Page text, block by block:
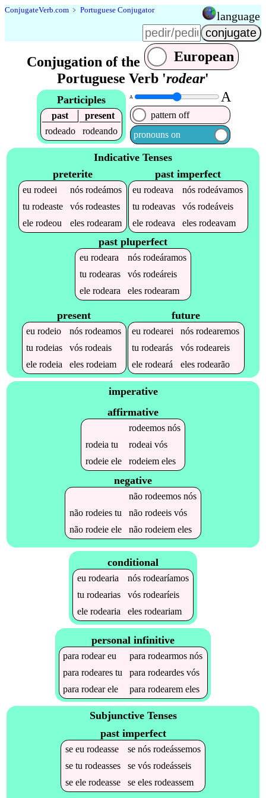
ConjugateVerb.com ﹥ Portuguese Conjugator language
Conjugation of the
European
Portuguese Verb 'rodear'
Participles
past
present
rodeado
rodeando
A A
pattern off
pronouns on
Indicative Tenses
preterite
eurodeei nósrodeámos
turodeaste vósrodeastes
elerodeou elesrodearam
past imperfect
eurodeava nósrodeávamos
turodeavas vósrodeáveis
elerodeava elesrodeavam
past pluperfect
eu rodeara nós rodeáramos
tu rodearas vós rodeáreis
ele rodeara eles rodearam
present
eurodeio nósrodeamos
turodeias vósrodeais
elerodeia elesrodeiam
future
eurodearei nósrodearemos
turodearás vósrodeareis
elerodeará elesrodearão
imperative
affirmative
rodeemosnós
rodeia tu rodeai vós
rodeieele rodeiemeles
negative
não rodeemosnós
não rodeiestu não rodeeisvós
não rodeieele não rodeiemeles
conditional
eu rodearia nós rodearíamos
tu rodearias vós rodearíeis
ele rodearia eles rodeariam
personal infinitive
pararodeareu pararodearmos nós
pararodeares tu pararodeardes vós
pararodearele pararodearem eles
Subjunctive Tenses
past imperfect
se eu rodeasse se nós rodeássemos
se tu rodeasses se vós rodeásseis
se ele rodeasse se eles rodeassem